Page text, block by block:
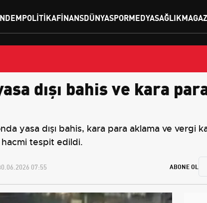
POLITIKAFINANSDÜNYASPORMEDYASAĞLIK
dışı bahis ve kara
yasa dışı bahis, kara para aklama ve vergi
hacmi tespit edildi.
07:55 ABONE OL